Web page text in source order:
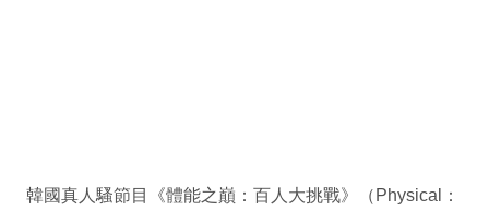
韓國真人騷節目《體能之巔：百人大挑戰》（Physical：